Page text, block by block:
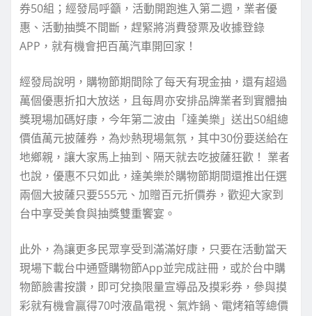
券50組；經發局呼籲，活動開跑進入第二週，業者優
惠、活動抽獎不間斷，趕緊將消費發票及收據登錄
APP，就有機會把百萬汽車開回家！
經發局說明，購物節期間除了每天有現金抽，還有超過
萬個優惠折扣大放送，且每周亦安排品牌業者到實體抽
獎現場加碼好康，今年第二波由「達美樂」送出50組總
價值萬元披薩券，為炒熱現場氣氛，其中30份要送給在
地鄉親，讓大家馬上抽到、隔天就去吃披薩狂歡！ 業者
也說，優惠不只如此，達美樂於購物節期間還推出任選
兩個大披薩只要555元、加贈百元折價券，歡迎大家到
台中享受美食與抽獎雙重饗宴。
此外，為讓更多民眾享受到滿滿好康，只要在活動當天
現場下載台中通暨購物節App並完成註冊，或於台中購
物節臉書按讚，即可兌換限量宣導品及摸彩券，參與摸
彩就有機會贏得70吋液晶電視、氣炸鍋、電烤箱等總價